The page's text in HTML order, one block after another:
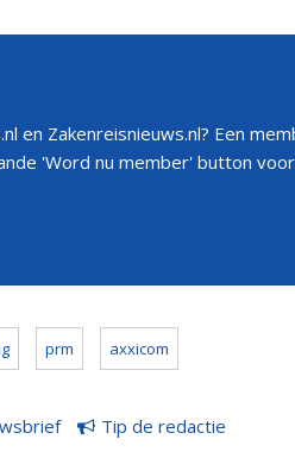
en Zakenreisnieuws.nl? Een
'Word nu member' button
prm axxicom
Tip de redactie